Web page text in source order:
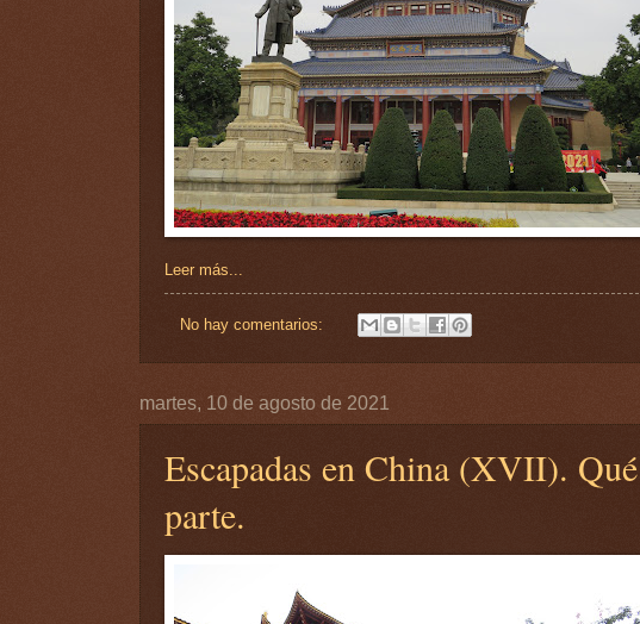
Leer más...
No hay comentarios:
martes, 10 de agosto de 2021
Escapadas en China (XVII).
parte.